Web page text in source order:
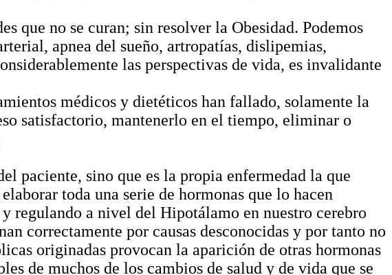
que no se curan; sin resolver la Obesidad. Podemos
apnea del sueño, artropatías, dislipemias,
las perspectivas de vida, es invalidante
médicos y dietéticos han fallado, solamente la
satisfactorio, mantenerlo en el tiempo, eliminar o
paciente, sino que es la propia enfermedad la que
toda una serie de hormonas que lo hacen
regulando a nivel del Hipotálamo en nuestro cerebro
correctamente por causas desconocidas y por tanto no
originadas provocan la aparición de otras hormonas
de muchos de los cambios de salud y de vida que se